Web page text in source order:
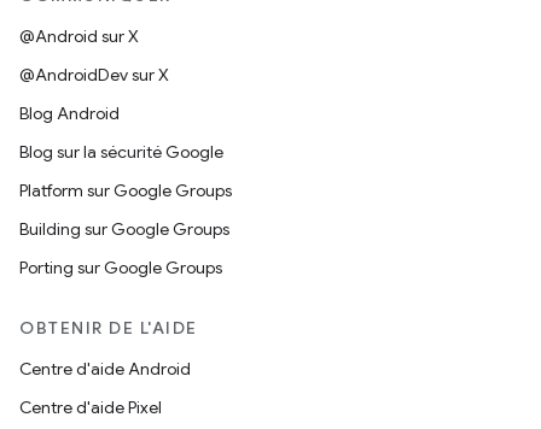
@Android sur X
@AndroidDev sur X
Blog Android
Blog sur la sécurité Google
Platform sur Google Groups
Building sur Google Groups
Porting sur Google Groups
OBTENIR DE L'AIDE
Centre d'aide Android
Centre d'aide Pixel